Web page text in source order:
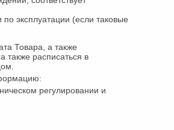
эксплуатации (если таковые
Товара, а также
также расписаться в
регулировании и